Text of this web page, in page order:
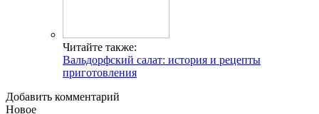
Читайте также:
Вальдорфский салат: история и рецепты
приготовления
Добавить комментарий
Новое